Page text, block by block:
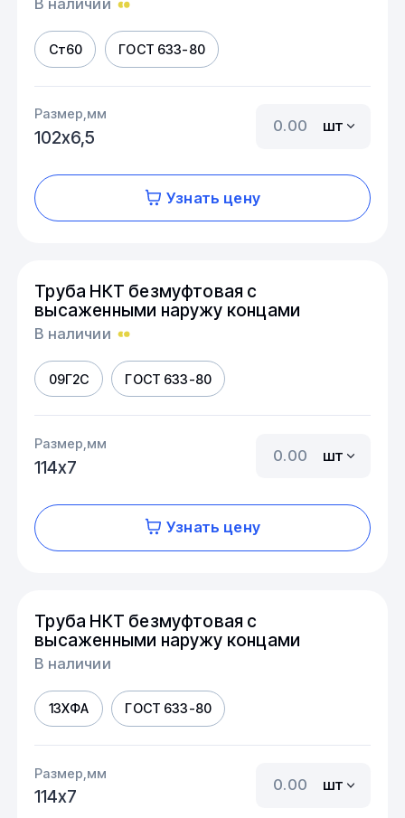
В наличии
Ст60 ГОСТ 633-80
Размер,мм
102х6,5
шт
Узнать цену
Труба НКТ безмуфтовая с
высаженными наружу концами
В наличии
09Г2С ГОСТ 633-80
Размер,мм
114х7
шт
Узнать цену
Труба НКТ безмуфтовая с
высаженными наружу концами
В наличии
13ХФА ГОСТ 633-80
Размер,мм
114х7
шт